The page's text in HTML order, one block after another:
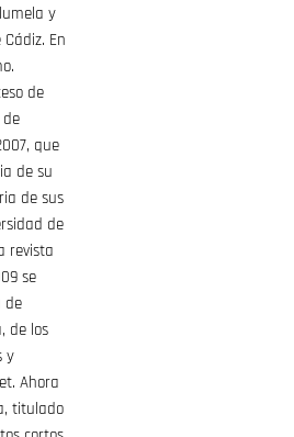
y
En
de
que
de su
de sus
de
revista
se
de
de los
y
Ahora
titulado